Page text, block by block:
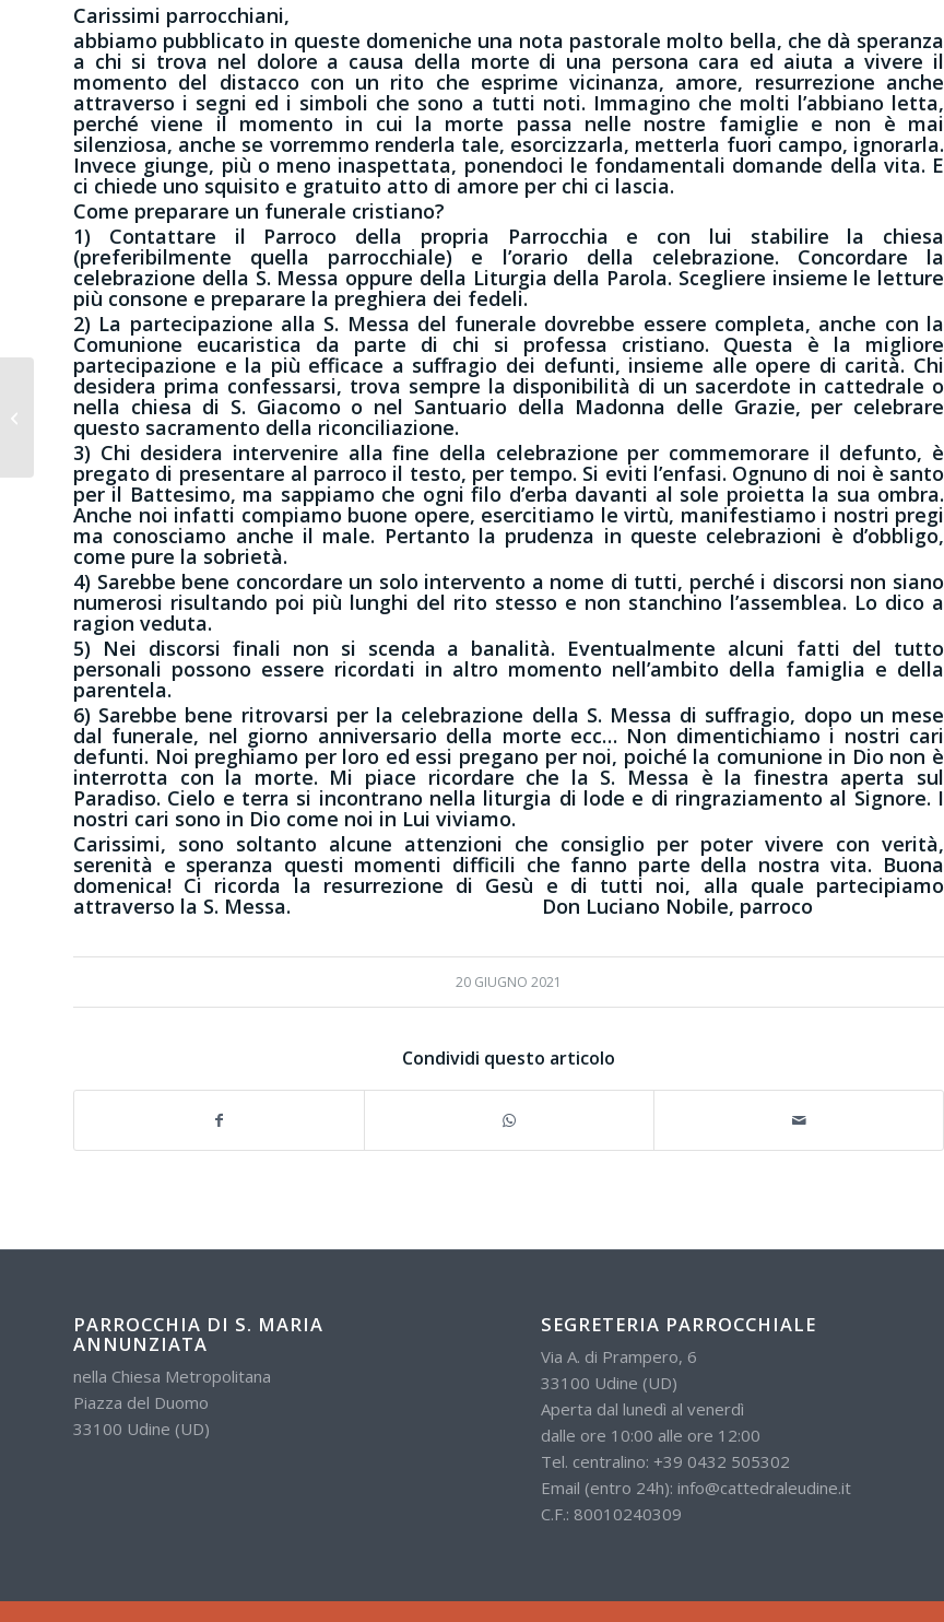
Carissimi parrocchiani,
abbiamo pubblicato in queste domeniche una nota pastorale molto bella, che dà speranza
a chi si trova nel dolore a causa della morte di una persona cara ed aiuta a vivere il
momento del distacco con un rito che esprime vicinanza, amore, resurrezione anche
attraverso i segni ed i simboli che sono a tutti noti. Immagino che molti l’abbiano letta,
perché viene il momento in cui la morte passa nelle nostre famiglie e non è mai
silenziosa, anche se vorremmo renderla tale, esorcizzarla, metterla fuori campo, ignorarla.
Invece giunge, più o meno inaspettata, ponendoci le fondamentali domande della vita. E
ci chiede uno squisito e gratuito atto di amore per chi ci lascia.
Come preparare un funerale cristiano?
1) Contattare il Parroco della propria Parrocchia e con lui stabilire la chiesa
(preferibilmente quella parrocchiale) e l’orario della celebrazione. Concordare la
celebrazione della S. Messa oppure della Liturgia della Parola. Scegliere insieme le letture
più consone e preparare la preghiera dei fedeli.
2) La partecipazione alla S. Messa del funerale dovrebbe essere completa, anche con la
Comunione eucaristica da parte di chi si professa cristiano. Questa è la migliore
partecipazione e la più efficace a suffragio dei defunti, insieme alle opere di carità. Chi
desidera prima confessarsi, trova sempre la disponibilità di un sacerdote in cattedrale o
nella chiesa di S. Giacomo o nel Santuario della Madonna delle Grazie, per celebrare
questo sacramento della riconciliazione.
3) Chi desidera intervenire alla fine della celebrazione per commemorare il defunto, è
pregato di presentare al parroco il testo, per tempo. Si eviti l’enfasi. Ognuno di noi è santo
per il Battesimo, ma sappiamo che ogni filo d’erba davanti al sole proietta la sua ombra.
Anche noi infatti compiamo buone opere, esercitiamo le virtù, manifestiamo i nostri pregi
ma conosciamo anche il male. Pertanto la prudenza in queste celebrazioni è d’obbligo,
come pure la sobrietà.
4) Sarebbe bene concordare un solo intervento a nome di tutti, perché i discorsi non siano
numerosi risultando poi più lunghi del rito stesso e non stanchino l’assemblea. Lo dico a
ragion veduta.
5) Nei discorsi finali non si scenda a banalità. Eventualmente alcuni fatti del tutto
personali possono essere ricordati in altro momento nell’ambito della famiglia e della
parentela.
6) Sarebbe bene ritrovarsi per la celebrazione della S. Messa di suffragio, dopo un mese
dal funerale, nel giorno anniversario della morte ecc… Non dimentichiamo i nostri cari
defunti. Noi preghiamo per loro ed essi pregano per noi, poiché la comunione in Dio non è
interrotta con la morte. Mi piace ricordare che la S. Messa è la finestra aperta sul
Paradiso. Cielo e terra si incontrano nella liturgia di lode e di ringraziamento al Signore. I
nostri cari sono in Dio come noi in Lui viviamo.
Carissimi, sono soltanto alcune attenzioni che consiglio per poter vivere con verità,
serenità e speranza questi momenti difficili che fanno parte della nostra vita. Buona
domenica! Ci ricorda la resurrezione di Gesù e di tutti noi, alla quale partecipiamo
attraverso la S. Messa. Don Luciano Nobile, parroco
20 GIUGNO 2021
Condividi questo articolo
PARROCCHIA DI S. MARIA
ANNUNZIATA
nella Chiesa Metropolitana
Piazza del Duomo
33100 Udine (UD)
SEGRETERIA PARROCCHIALE
Via A. di Prampero, 6
33100 Udine (UD)
Aperta dal lunedì al venerdì
dalle ore 10:00 alle ore 12:00
Tel. centralino: +39 0432 505302
Email (entro 24h): info@cattedraleudine.it
C.F.: 80010240309
Credo la risurrezione
di questa carne